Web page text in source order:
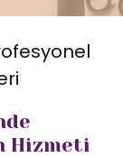
Hizmeti